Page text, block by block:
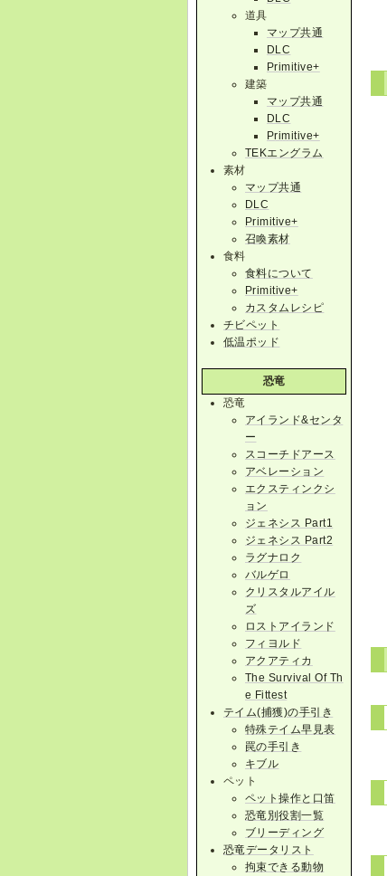
道具
マップ共通
DLC
Primitive+
建築
マップ共通
DLC
Primitive+
TEKエングラム
素材
マップ共通
DLC
Primitive+
召喚素材
食料
食料について
Primitive+
カスタムレシピ
チビペット
低温ポッド
恐竜
恐竜
アイランド&センタ
ー
スコーチドアース
アベレーション
エクスティンクシ
ョン
ジェネシス Part1
ジェネシス Part2
ラグナロク
バルゲロ
クリスタルアイル
ズ
ロストアイランド
フィヨルド
アクアティカ
The Survival Of Th
e Fittest
テイム(捕獲)の手引き
特殊テイム早見表
罠の手引き
キブル
ペット
ペット操作と口笛
恐竜別役割一覧
ブリーディング
恐竜データリスト
拘束できる動物